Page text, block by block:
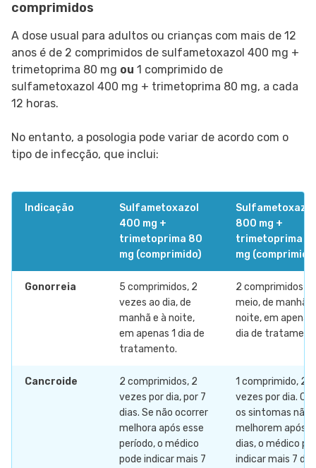
comprimidos
A dose usual para adultos ou crianças com mais de 12
anos é de 2 comprimidos de sulfametoxazol 400 mg +
trimetoprima 80 mg ou 1 comprimido de
sulfametoxazol 400 mg + trimetoprima 80 mg, a cada
12 horas.
No entanto, a posologia pode variar de acordo com o
tipo de infecção, que inclui:
Indicação
Sulfametoxazol
400 mg +
trimetoprima 80
mg (comprimido)
Sulfametoxazol
800 mg +
trimetoprima
mg
Gonorreia
5 comprimidos, 2
vezes ao dia, de
manhã e à noite,
em apenas 1 dia de
tratamento.
2 comprimidos e
meio, de manhã
noite, em apenas
dia de
Cancroide
2 comprimidos, 2
vezes por dia, por 7
dias. Se não ocorrer
melhora após esse
período, o médico
pode indicar mais 7
1 comprimido, 2
vezes por dia.
os sintomas não
melhorem após 7
dias, o médico
indicar mais 7